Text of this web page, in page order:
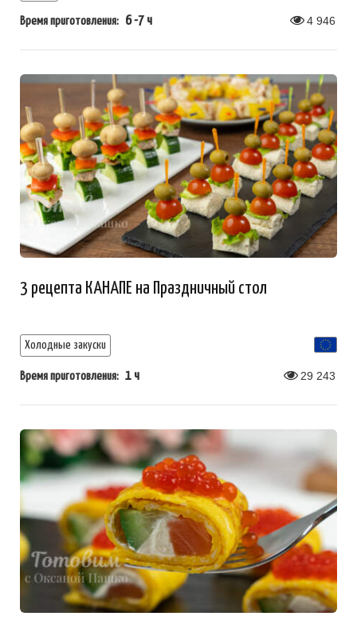
Время приготовления: 6 -7 ч 4 946
3 рецепта КАНАПЕ на Праздничный стол
Холодные закуски
Время приготовления: 1 ч 29 243